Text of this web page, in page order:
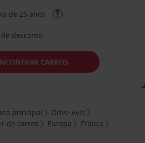
de 25 anos
desconto
CARROS
principal
Drive Avis
de carros
Europa
França